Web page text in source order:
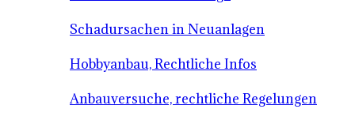
Schadursachen in Neuanlagen
Hobbyanbau, Rechtliche Infos
Anbauversuche, rechtliche Regelungen